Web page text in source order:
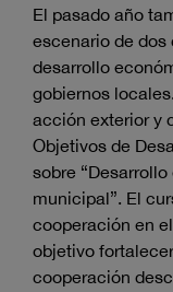
El pasado año
escenario de dos
desarrollo
gobiernos
acción exterior y
Objetivos de
sobre
municipal”. El
cooperación en
objetivo
cooperación